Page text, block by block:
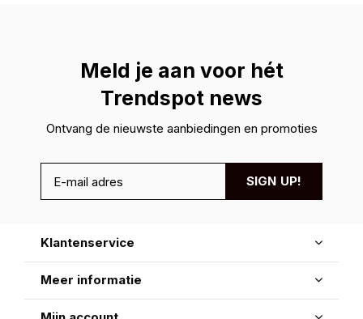
Meld je aan voor hét
Trendspot news
Ontvang de nieuwste aanbiedingen en promoties
SIGN UP!
Klantenservice
Meer informatie